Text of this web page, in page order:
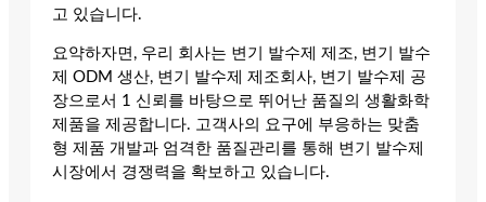
고 있습니다.
요약하자면, 우리 회사는 변기 발수제 제조, 변기 발수
제 ODM 생산, 변기 발수제 제조회사, 변기 발수제 공
장으로서 1 신뢰를 바탕으로 뛰어난 품질의 생활화학
제품을 제공합니다. 고객사의 요구에 부응하는 맞춤
형 제품 개발과 엄격한 품질관리를 통해 변기 발수제
시장에서 경쟁력을 확보하고 있습니다.